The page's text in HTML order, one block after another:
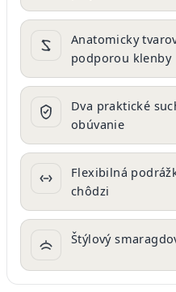
Anatomicky
podporou klenby
Dva praktické
obúvanie
Flexibilná
chôdzi
Štýlový